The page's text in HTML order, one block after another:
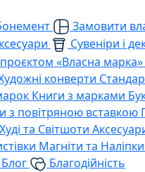
Замовити
Сувеніри і
«Власна марка»
конверти
Книги з марками
з повітряною вставкою
Худі та Світшоти
Магніти та Наліпки
Блог
Благодійність